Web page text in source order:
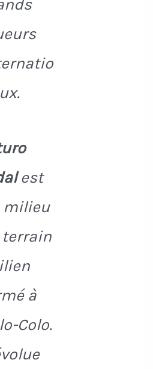
est
milieu
terrain
à
Colo.